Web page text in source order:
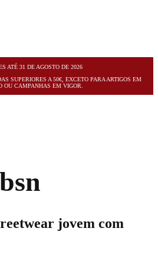
ATÉ 31 DE AGOSTO DE 2026
SUPERIORES A 50€, EXCETO PARA ARTIGOS EM
OU CAMPANHAS EM VIGOR.
jovem com